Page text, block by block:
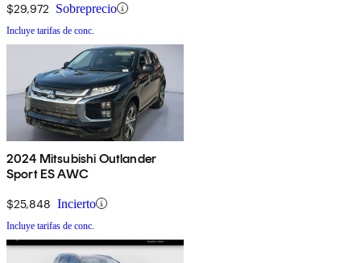
$29,972 Sobreprecio
Incluye tarifas de conc.
2024 Mitsubishi Outlander
Sport ES AWC
$25,848 Incierto
Incluye tarifas de conc.